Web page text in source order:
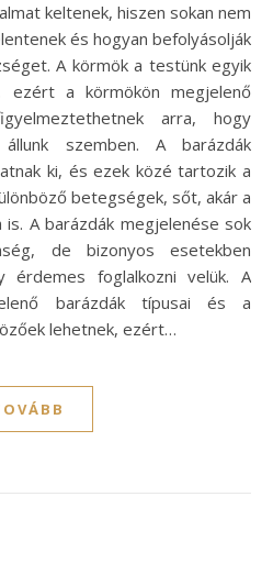
keltenek, hiszen sokan nem
és hogyan befolyásolják
A körmök a testünk egyik
ezért a körmökön megjelenő
arra, hogy
állunk szemben. A barázdák
ki, és ezek közé tartozik a
betegségek, sőt, akár a
is. A barázdák megjelenése sok
de bizonyos esetekben
foglalkozni velük. A
barázdák típusai és a
lehetnek, ezért…